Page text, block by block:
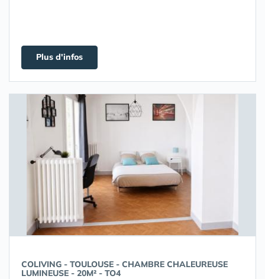
Plus d'infos
COLIVING - TOULOUSE - CHAMBRE CHALEUREUSE
LUMINEUSE - 20M² - TO4